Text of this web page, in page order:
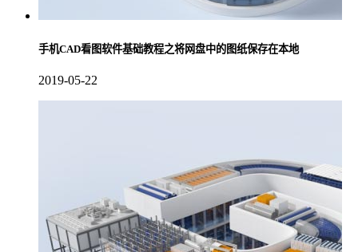
手机CAD看图软件基础教程之将网盘中的图纸保存在本地
2019-05-22